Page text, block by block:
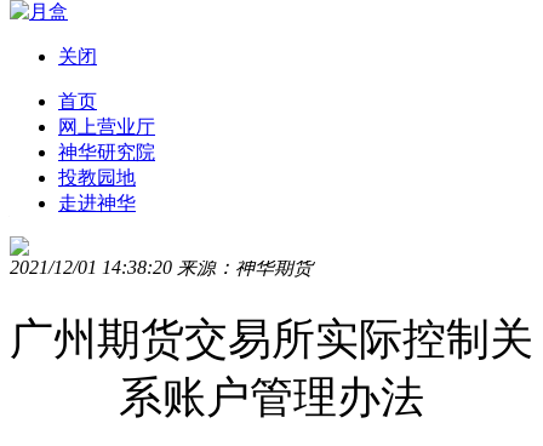
导航
关闭
首页
网上营业厅
神华研究院
投教园地
走进神华
实控关系
转发大连商品交易所违规处理办法
2021/12/01 14:38:20 来源：神华期货
广州期货交易所实际控制关
系账户管理办法